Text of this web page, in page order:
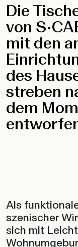
Die
von
mit den
des
streben
dem
Als
szenischer
sich mit